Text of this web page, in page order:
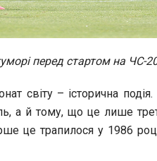
перед стартом на ЧС-
світу – історична
а й тому, що це лише
це трапилося у 1986